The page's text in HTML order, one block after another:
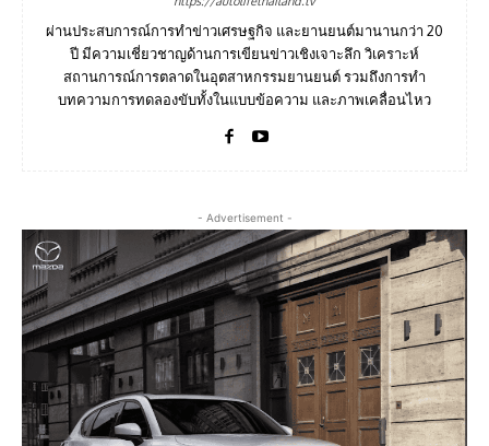
ผ่านประสบการณ์การทำข่าวเศรษฐกิจ และยานยนต์มานานกว่า 20
ปี มีความเชี่ยวชาญด้านการเขียนข่าวเชิงเจาะลึก วิเคราะห์
สถานการณ์การตลาดในอุตสาหกรรมยานยนต์ รวมถึงการทำ
บทความการทดลองขับทั้งในแบบข้อความ และภาพเคลื่อนไหว
- Advertisement -